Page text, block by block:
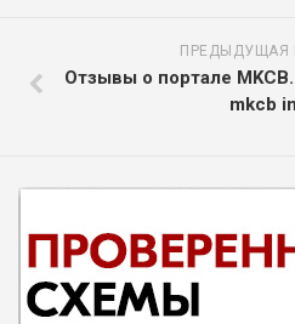
ПРЕДЫДУЩАЯ
Отзывы о портале
mkcb